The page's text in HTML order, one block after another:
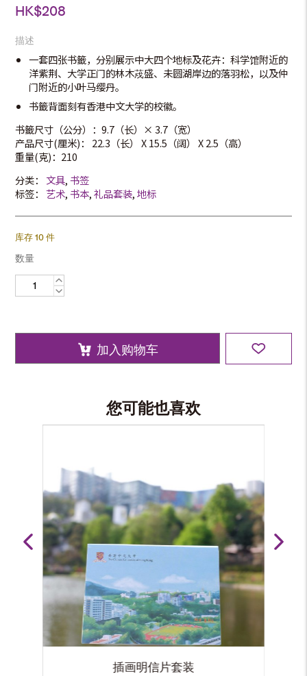
HK$208
描述
一套四张书籤，分别展示中大四个地标及花卉：科学馆附近的
洋紫荆、大学正门的林木荗盛、未圆湖岸边的落羽松，以及仲
门附近的小叶马缨丹。
书籤背面刻有香港中文大学的校徽。
书籤尺寸（公分）：9.7（长）× 3.7（宽）
产品尺寸(厘米)： 22.3（长） X 15.5（阔） X 2.5（高）
重量(克)：210
分类： 文具,书签
标签：艺术,书本,礼品套装,地标
库存 10 件
数量
套
加入购物车
您可能也喜欢
大学风景明信片